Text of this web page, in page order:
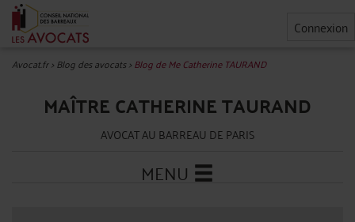
Connexion
Avocat.fr>Blog des avocats>Blog de Me Catherine TAURAND
MAÎTRE CATHERINE TAURAND
AVOCAT AU BARREAU DE PARIS
MENU